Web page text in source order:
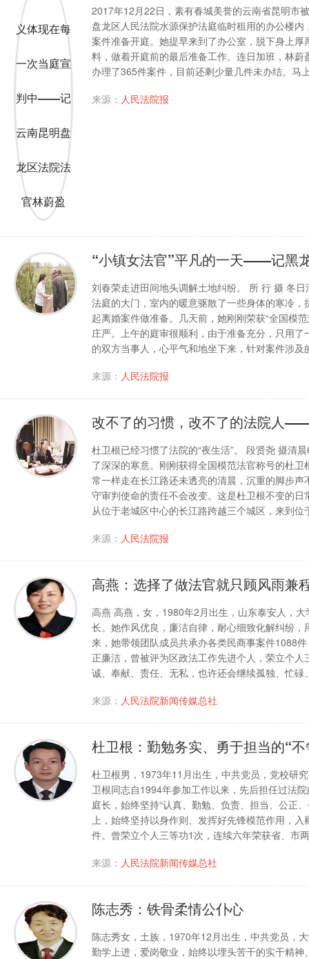
2017年12月22日，素有春城美誉的云南省昆明市
盘龙区人民法院水源保护法庭临时租用的办公楼
案件准备开庭。她提早来到了办公室，脱下身上
料，做着开庭前的最后准备工作。连日加班，林
办理了365件案件，目前还剩少量几件未办结。马
来源： 人民法院报
“小镇女法官”平凡的一天——记黑
刘春荣走进田间地头调解土地纠纷。 所 行 摄 冬
法庭的大门，室内的暖意驱散了一些身体的寒冷
起离婚案件做准备。几天前，她刚刚荣获“全国模
庄严。上午的庭审很顺利，由于准备充分，只用
的双方当事人，心平气和地坐下来，针对案件涉
来源： 人民法院报
改不了的习惯，改不了的法院人
杜卫根已经习惯了法院的“夜生活”。 段贤尧 摄清
了深深的寒意。刚刚获得全国模范法官称号的杜
常一样走在长江路还未透亮的清晨，沉重的脚步
守审判使命的责任不会改变。这是杜卫根不变的
从位于老城区中心的长江路跨越三个城区，来到
来源： 人民法院报
高燕：选择了做法官就只顾风雨兼
高燕 高燕，女，1980年2月出生，山东泰安人，
长。她作风优良，廉洁自律，耐心细致化解纠纷
来，她带领团队成员共承办各类民商事案件1088
正廉洁，曾被评为区政法工作先进个人，荣立个
诚、奉献、责任、无私，也许还会继续孤独、忙
来源： 人民法院新闻传媒总社
杜卫根：勤勉务实、勇于担当的“
杜卫根男，1973年11月出生，中共党员，党校研
卫根同志自1994年参加工作以来，先后担任过法
庭长，始终坚持“认真、勤勉、负责、担当、公正
上，始终坚持以身作则、发挥好先锋模范作用，
件。曾荣立个人三等功1次，连续六年荣获省、市
来源： 人民法院新闻传媒总社
陈志秀：铁骨柔情公仆心
陈志秀女，土族，1970年12月出生，中共党员，
勤学上进，爱岗敬业，始终以埋头苦干的实干精